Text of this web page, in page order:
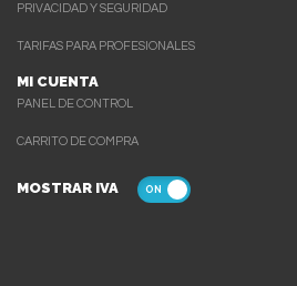
PRIVACIDAD Y SEGURIDAD
TARIFAS PARA PROFESIONALES
MI CUENTA
PANEL DE CONTROL
CARRITO DE COMPRA
MOSTRAR IVA